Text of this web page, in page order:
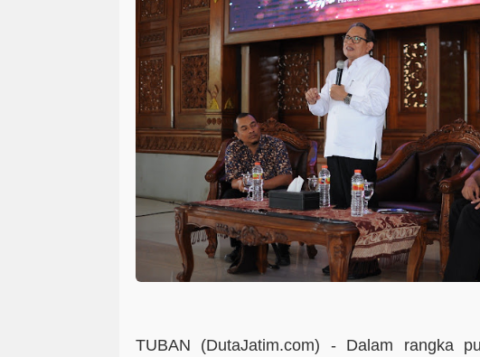
TUBAN (DutaJatim.com) - Dalam rangka